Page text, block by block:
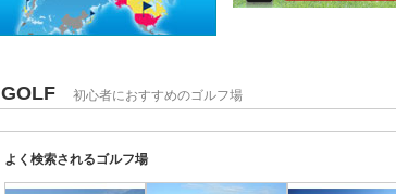
GOLF 初心者におすすめのゴルフ場
よく検索されるゴルフ場